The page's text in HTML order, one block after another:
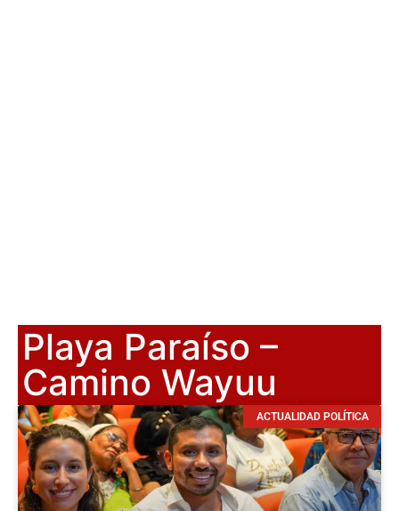
Playa Paraíso –
Camino Wayuu
ACTUALIDAD POLÍTICA